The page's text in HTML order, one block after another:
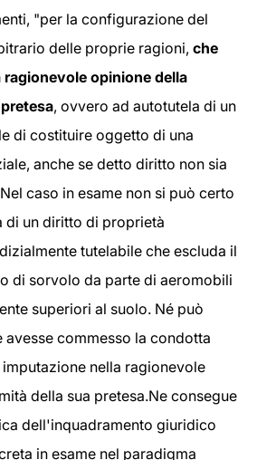
"per la configurazione del
delle proprie ragioni, che
opinione della
, ovvero ad autotutela di un
di costituire oggetto di una
anche se detto diritto non sia
caso in esame non si può certo
di un diritto di proprietà
tutelabile che escluda il
di sorvolo da parte di aeromobili
superiori al suolo. Né può
avesse commesso la condotta
nella ragionevole
della sua pretesa.Ne consegue
dell'inquadramento giuridico
in esame nel paradigma